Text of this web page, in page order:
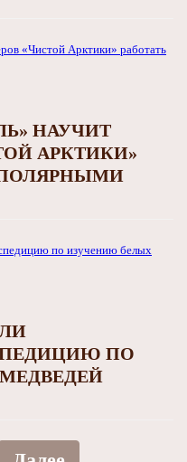
НАУЧИТ
АРКТИКИ»
ПОЛЯРНЫМИ
ПО